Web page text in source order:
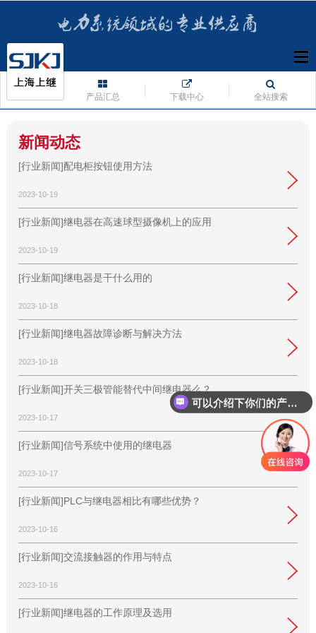
产品汇总 下载中心 全站搜索
新闻动态
[行业新闻]配电柜按钮使用方法
2023-10-19
[行业新闻]继电器在高速球型摄像机上的应用
2023-10-19
[行业新闻]继电器是干什么用的
2023-10-18
[行业新闻]继电器故障诊断与解决方法
2023-10-18
[行业新闻]开关三极管能替代中间继电器么？
2023-10-17
[行业新闻]信号系统中使用的继电器
2023-10-17
[行业新闻]PLC与继电器相比有哪些优势？
2023-10-16
[行业新闻]交流接触器的作用与特点
2023-10-16
[行业新闻]继电器的工作原理及选用
可以介绍下你们的产品么？